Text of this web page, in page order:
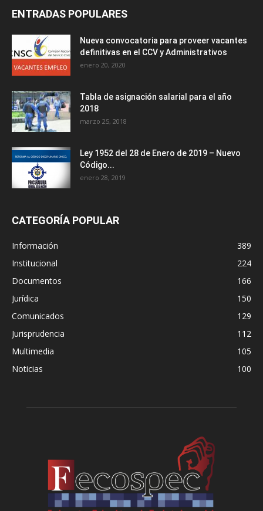
ENTRADAS POPULARES
Nueva convocatoria para proveer vacantes
definitivas en el CCV y Administrativos
enero 20, 2020
Tabla de asignación salarial para el año
2018
marzo 25, 2018
Ley 1952 del 28 de Enero de 2019 – Nuevo
Código...
enero 28, 2019
CATEGORÍA POPULAR
Información
389
Institucional
224
Documentos
166
Jurídica
150
Comunicados
129
Jurisprudencia
112
Multimedia
105
Noticias
100